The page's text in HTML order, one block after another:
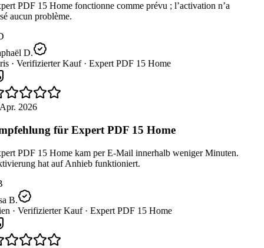
PDF 15 Home fonctionne comme prévu ; l’activation n’a
aucun problème.
D.
· Verifizierter Kauf · Expert PDF 15 Home
2026
für Expert PDF 15 Home
PDF 15 Home kam per E-Mail innerhalb weniger Minuten.
hat auf Anhieb funktioniert.
B.
· Verifizierter Kauf · Expert PDF 15 Home